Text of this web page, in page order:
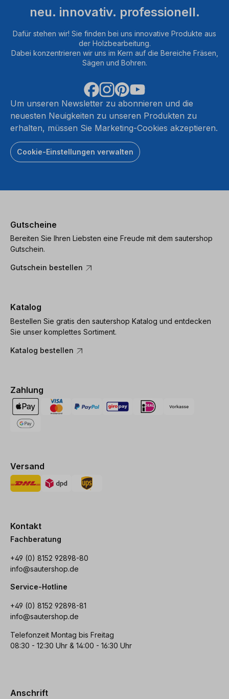
neu. innovativ. professionell.
Dafür stehen wir! Sie finden bei uns innovative Produkte aus
der Holzbearbeitung.
Dabei konzentrieren wir uns im Kern auf die Bereiche Fräsen,
Sägen und Bohren.
Um unseren Newsletter zu abonnieren und die
neuesten Neuigkeiten zu unseren Produkten zu
erhalten, müssen Sie Marketing-Cookies akzeptieren.
Cookie-Einstellungen verwalten
Gutscheine
Bereiten Sie Ihren Liebsten eine Freude mit dem sautershop
Gutschein.
Gutschein bestellen
Katalog
Bestellen Sie gratis den sautershop Katalog und entdecken
Sie unser komplettes Sortiment.
Katalog bestellen
Zahlung
Versand
Kontakt
Fachberatung
+49 (0) 8152 92898-80
info@sautershop.de
Service-Hotline
+49 (0) 8152 92898-81
info@sautershop.de
Telefonzeit Montag bis Freitag
08:30 - 12:30 Uhr & 14:00 - 16:30 Uhr
Anschrift